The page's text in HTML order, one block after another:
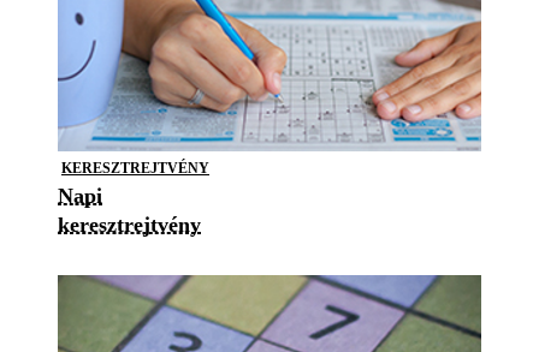
KERESZTREJTVÉNY
Napi
keresztrejtvény